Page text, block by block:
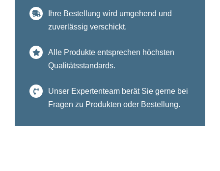
Ihre Bestellung wird umgehend und
zuverlässig verschickt.
Alle Produkte entsprechen höchsten
Qualitätsstandards.
Unser Expertenteam berät Sie gerne bei
Fragen zu Produkten oder Bestellung.